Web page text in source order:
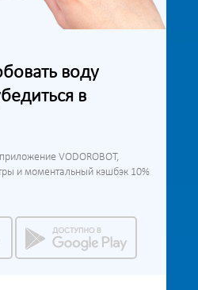
воду
в
VODOROBOT,
и моментальный кэшбэк 10%